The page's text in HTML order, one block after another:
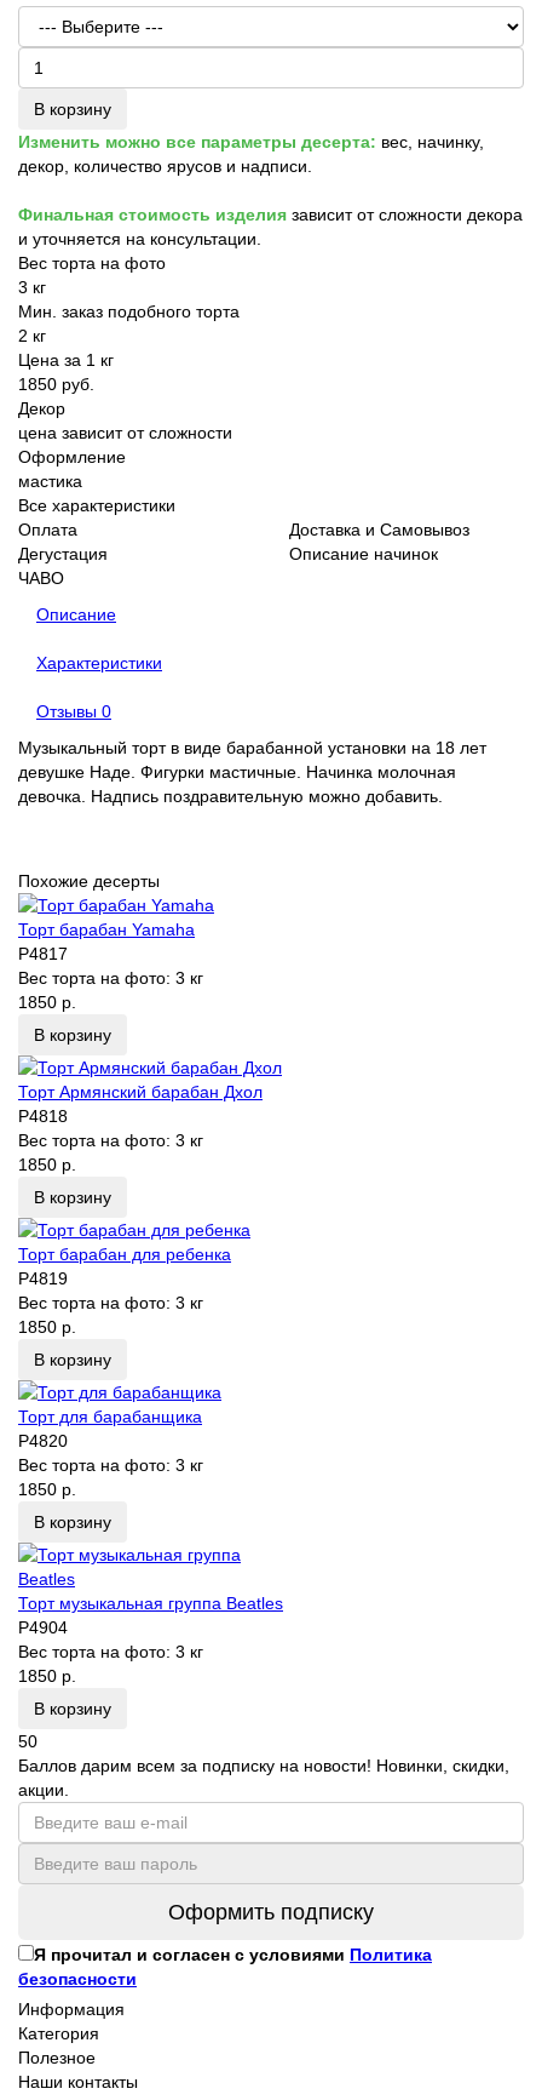
В корзину
Изменить можно все параметры десерта: вес, начинку,
декор, количество ярусов и надписи.
Финальная стоимость изделия зависит от сложности декора
и уточняется на консультации.
Вес торта на фото
3 кг
Мин. заказ подобного торта
2 кг
Цена за 1 кг
1850 руб.
Декор
цена зависит от сложности
Оформление
мастика
Все характеристики
Оплата
Доставка и Самовывоз
Дегустация
Описание начинок
ЧАВО
Описание
Характеристики
Отзывы 0
Музыкальный торт в виде барабанной установки на 18 лет
девушке Наде. Фигурки мастичные. Начинка молочная
девочка. Надпись поздравительную можно добавить.
Похожие десерты
Торт барабан Yamaha
P4817
Вес торта на фото: 3 кг
1850 р.
В корзину
Торт Армянский барабан Дхол
P4818
Вес торта на фото: 3 кг
1850 р.
В корзину
Торт барабан для ребенка
P4819
Вес торта на фото: 3 кг
1850 р.
В корзину
Торт для барабанщика
P4820
Вес торта на фото: 3 кг
1850 р.
В корзину
Торт музыкальная группа Beatles
P4904
Вес торта на фото: 3 кг
1850 р.
В корзину
50
Баллов дарим всем за подписку на новости! Новинки, скидки,
акции.
Оформить подписку
Я прочитал и согласен с условиями Политика
безопасности
Информация
Категория
Полезное
Наши контакты